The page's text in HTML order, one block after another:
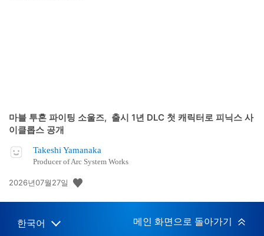
마블 투혼 파이팅 소울즈, 출시 1년 DLC 첫 캐릭터로 피닉스 사
이클롭스 공개
Takeshi Yamanaka
Producer of Arc System Works
공
일:
2026년07월27일
Select
Current
한국어 메인 화면으로 돌아가기